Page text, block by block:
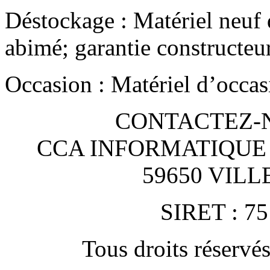
Déstockage : Matériel neuf
abimé; garantie
Occasion : Matériel
CONTACTEZ-
CCA
59650
SIRET :
Tous droits